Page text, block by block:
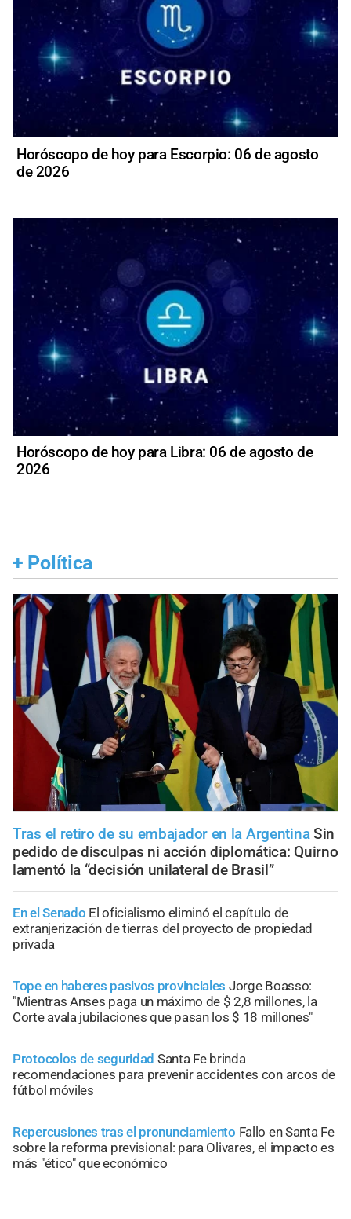
Horóscopo de hoy para Escorpio: 06 de agosto
de 2026
Horóscopo de hoy para Libra: 06 de agosto de
2026
+ Política
Tras el retiro de su embajador en la Argentina Sin
pedido de disculpas ni acción diplomática: Quirno
lamentó la “decisión unilateral de Brasil”
En el Senado El oficialismo eliminó el capítulo de
extranjerización de tierras del proyecto de propiedad
privada
Tope en haberes pasivos provinciales Jorge Boasso:
"Mientras Anses paga un máximo de $ 2,8 millones, la
Corte avala jubilaciones que pasan los $ 18 millones"
Protocolos de seguridad Santa Fe brinda
recomendaciones para prevenir accidentes con arcos de
fútbol móviles
Repercusiones tras el pronunciamiento Fallo en Santa Fe
sobre la reforma previsional: para Olivares, el impacto es
más "ético" que económico